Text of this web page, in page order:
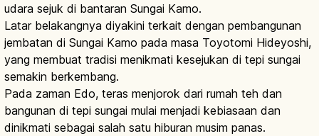
udara sejuk di bantaran Sungai Kamo.
Latar belakangnya diyakini terkait dengan pembangunan
jembatan di Sungai Kamo pada masa Toyotomi Hideyoshi,
yang membuat tradisi menikmati kesejukan di tepi sungai
semakin berkembang.
Pada zaman Edo, teras menjorok dari rumah teh dan
bangunan di tepi sungai mulai menjadi kebiasaan dan
dinikmati sebagai salah satu hiburan musim panas.